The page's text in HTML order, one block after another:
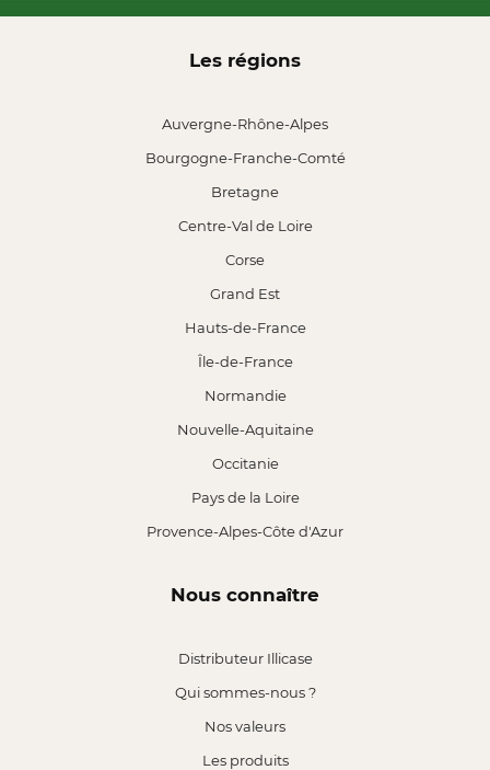
Les régions
Auvergne-Rhône-Alpes
Bourgogne-Franche-Comté
Bretagne
Centre-Val de Loire
Corse
Grand Est
Hauts-de-France
Île-de-France
Normandie
Nouvelle-Aquitaine
Occitanie
Pays de la Loire
Provence-Alpes-Côte d'Azur
Nous connaître
Distributeur Illicase
Qui sommes-nous ?
Nos valeurs
Les produits